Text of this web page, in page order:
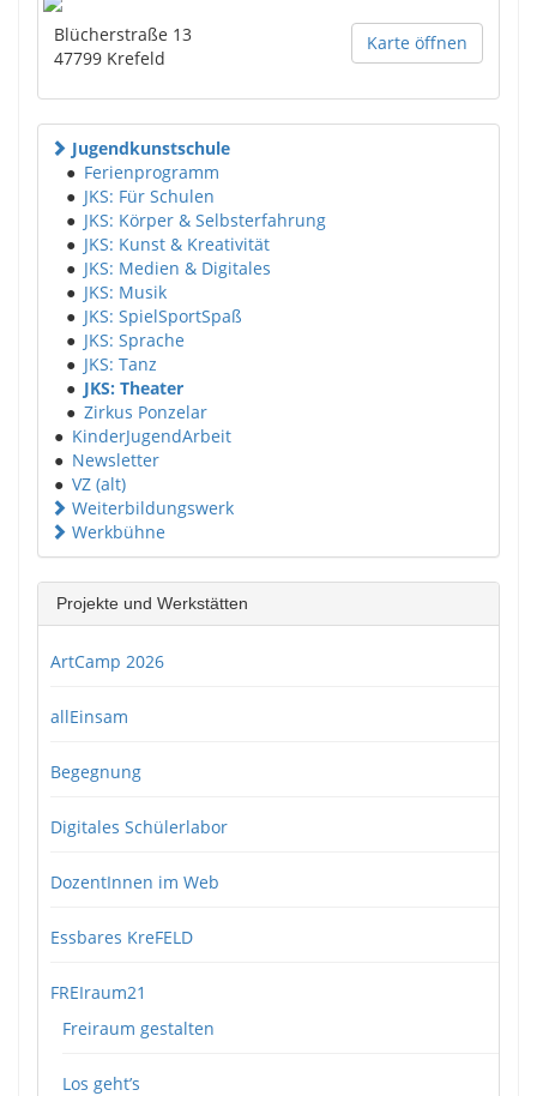
Karte öffnen
Blücherstraße 13
47799 Krefeld
Jugendkunstschule
● Ferienprogramm
● JKS: Für Schulen
● JKS: Körper & Selbsterfahrung
● JKS: Kunst & Kreativität
● JKS: Medien & Digitales
● JKS: Musik
● JKS: SpielSportSpaß
● JKS: Sprache
● JKS: Tanz
● JKS: Theater
● Zirkus Ponzelar
● KinderJugendArbeit
● Newsletter
● VZ (alt)
Weiterbildungswerk
Werkbühne
Projekte und Werkstätten
ArtCamp 2026
allEinsam
Begegnung
Digitales Schülerlabor
DozentInnen im Web
Essbares KreFELD
FREIraum21
Freiraum gestalten
Los geht’s